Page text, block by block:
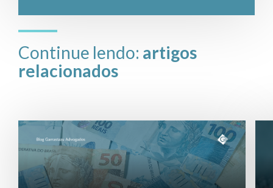
Continue lendo: artigos
relacionados